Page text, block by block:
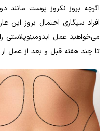
اگرچه بروز نکروز پوست مانند
افراد سیگاری احتمال بروز این
می‌خواهید عمل
تا چند هفته قبل و بعد از عمل